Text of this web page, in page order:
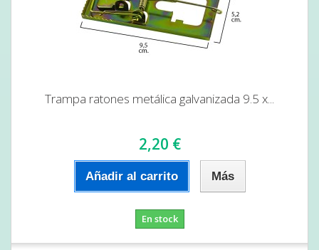
Trampa ratones metálica galvanizada 9.5 x...
2,20 €
Añadir al carrito Más
En stock